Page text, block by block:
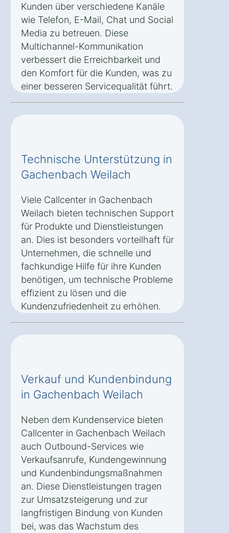
Kunden über verschiedene Kanäle
wie Telefon, E-Mail, Chat und Social
Media zu betreuen. Diese
Multichannel-Kommunikation
verbessert die Erreichbarkeit und
den Komfort für die Kunden, was zu
einer besseren Servicequalität führt.
Technische Unterstützung in
Gachenbach Weilach
Viele Callcenter in Gachenbach
Weilach bieten technischen Support
für Produkte und Dienstleistungen
an. Dies ist besonders vorteilhaft für
Unternehmen, die schnelle und
fachkundige Hilfe für ihre Kunden
benötigen, um technische Probleme
effizient zu lösen und die
Kundenzufriedenheit zu erhöhen.
Verkauf und Kundenbindung
in Gachenbach Weilach
Neben dem Kundenservice bieten
Callcenter in Gachenbach Weilach
auch Outbound-Services wie
Verkaufsanrufe, Kundengewinnung
und Kundenbindungsmaßnahmen
an. Diese Dienstleistungen tragen
zur Umsatzsteigerung und zur
langfristigen Bindung von Kunden
bei, was das Wachstum des